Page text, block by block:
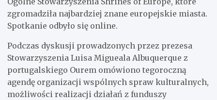
zgromadziła najbardziej znane europejskie miasta.
Spotkanie odbyło się online.
Podczas dyskusji prowadzonych przez prezesa
Stowarzyszenia Luisa Migueala Albuquerque z
portugalskiego Ourem omówiono tegoroczną
agendę organizacji wspólnych spraw kulturalnych,
możliwości realizacji działań z funduszy